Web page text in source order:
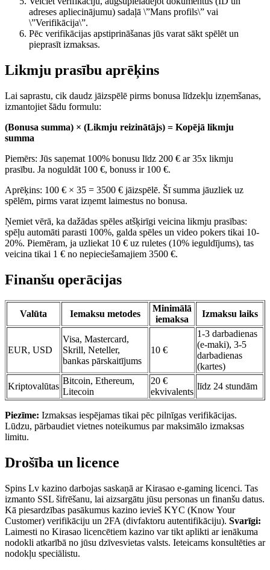
adreses apliecinājumu) sadaļā \”Mans profils\” vai
\”Verifikācija\”.
Pēc verifikācijas apstiprināšanas jūs varat sākt spēlēt un
pieprasīt izmaksas.
Likmju prasību aprēķins
Lai saprastu, cik daudz jāizspēlē pirms bonusa līdzekļu izņemšanas,
izmantojiet šādu formulu:
(Bonusa summa) × (Likmju reizinātājs) = Kopējā likmju
summa
Piemērs: Jūs saņemat 100% bonusu līdz 200 € ar 35x likmju
prasību. Ja noguldāt 100 €, bonuss ir 100 €.
Aprēķins: 100 € × 35 = 3500 € jāizspēlē. Šī summa jāuzliek uz
spēlēm, pirms varat izņemt laimestus no bonusa.
Ņemiet vērā, ka dažādas spēles atšķirīgi veicina likmju prasības:
spēļu automāti parasti 100%, galda spēles un video pokers tikai 10-
20%. Piemēram, ja uzliekat 10 € uz ruletes (10% ieguldījums), tas
veicina tikai 1 € no nepieciešamajiem 3500 €.
Finanšu operācijas
Valūta Iemaksu metodes
Minimālā
iemaksa
Izmaksu laiks
EUR, USD
Visa, Mastercard,
Skrill, Neteller,
bankas pārskaitījums
10 €
1-3 darbadienas
(e-maki), 3-5
darbadienas
(kartes)
Kriptovalūtas
Bitcoin, Ethereum,
Litecoin
20 €
ekvivalents
līdz 24 stundām
Piezīme: Izmaksas iespējamas tikai pēc pilnīgas verifikācijas.
Lūdzu, pārbaudiet vietnes noteikumus par maksimālo izmaksas
limitu.
Drošība un licence
Spins Lv kazino darbojas saskaņā ar Kirasao e-gaming licenci. Tas
izmanto SSL šifrēšanu, lai aizsargātu jūsu personas un finanšu datus.
Kā piesardzības pasākumus kazino ievieš KYC (Know Your
Customer) verifikāciju un 2FA (divfaktoru autentifikāciju). Svarīgi:
Laimesti no Kirasao licencētiem kazino var tikt aplikti ar ienākuma
nodokli atkarībā no jūsu dzīvesvietas valsts. Ieteicams konsultēties ar
nodokļu speciālistu.